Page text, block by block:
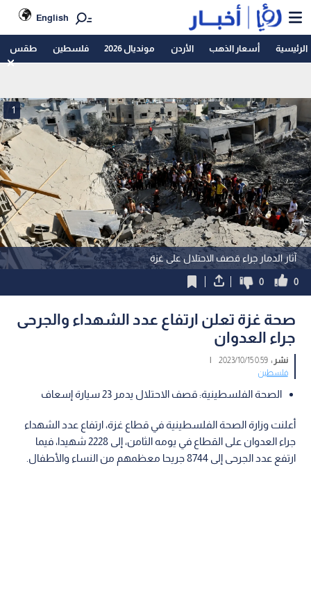
English
الرئيسية أسعار الذهب الأردن مونديال 2026 فلسطين طقس
آثار الدمار جراء قصف الاحتلال على غزة
1
0
0
صحة غزة تعلن ارتفاع عدد الشهداء والجرحى
جراء العدوان
نشر :0:59 2023/10/15
|
فلسطين
الصحة الفلسطينية: قصف الاحتلال يدمر 23 سيارة إسعاف
أعلنت وزارة الصحة الفلسطينية في قطاع غزة، ارتفاع عدد الشهداء
جراء العدوان على القطاع في يومه الثامن، إلى 2228 شهيدا، فيما
ارتفع عدد الجرحى إلى 8744 جريحا معظمهم من النساء والأطفال.